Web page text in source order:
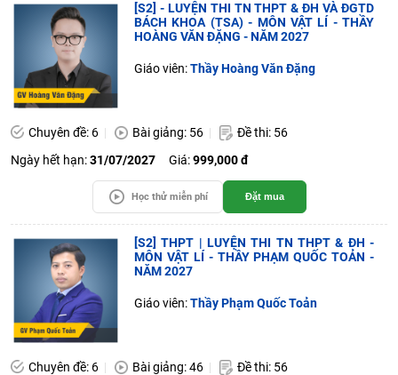
[S2] - LUYỆN THI TN THPT & ĐH VÀ ĐGTD
BÁCH KHOA (TSA) - MÔN VẬT LÍ - THẦY
HOÀNG VĂN ĐẶNG - NĂM 2027
Giáo viên:Thầy Hoàng Văn Đặng
Chuyên đề: 6 Bài giảng: 56
Đề thi: 56
Ngày hết hạn:31/07/2027 Giá:999,000 đ
Học thử miễn phí Đặt mua
[S2] THPT | LUYỆN THI TN THPT & ĐH -
MÔN VẬT LÍ - THẦY PHẠM QUỐC TOẢN -
NĂM 2027
Giáo viên:Thầy Phạm Quốc Toản
Chuyên đề: 6 Bài giảng: 46
Đề thi: 56